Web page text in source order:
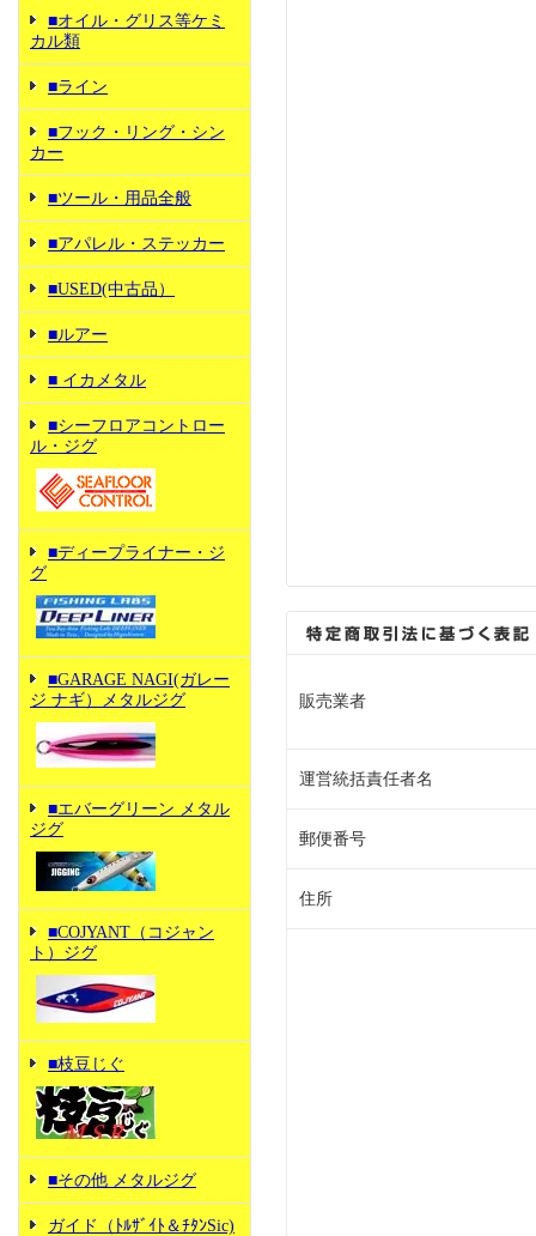
■オイル・グリス等ケミ
カル類
■ライン
■フック・リング・シン
カー
■ツール・用品全般
■アパレル・ステッカー
■USED(中古品）
■ルアー
■ イカメタル
■シーフロアコントロー
ル・ジグ
■ディープライナー・ジ
グ
■GARAGE NAGI(ガレー
ジ ナギ）メタルジグ
■エバーグリーン メタル
ジグ
■COJYANT（コジャン
ト）ジグ
■枝豆じぐ
■その他 メタルジグ
ガイド（ﾄﾙｻﾞｲﾄ＆ﾁﾀﾝSic)
販売業者
運営統括責任者名
郵便番号
住所